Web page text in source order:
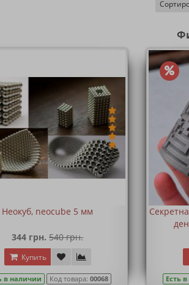
Неокуб, neocube 5 мм
344 грн. 540 грн.
Купить
в наличии Код товара:00068 Есть